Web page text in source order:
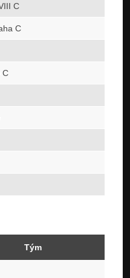
C
C
C
Tým